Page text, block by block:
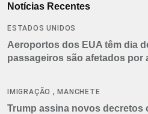
Notícias Recentes
ESTADOS UNIDOS
Aeroportos dos EUA têm dia
passageiros são afetados por
IMIGRAÇÃO ,MANCHETE
Trump assina novos decretos